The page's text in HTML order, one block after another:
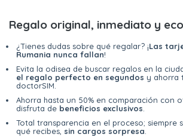
Regalo original, inmediato y
¿Tienes dudas sobre qué regalar? ¡Las
Rumania nunca fallan!
Evita la odisea de buscar regalos en la
el regalo perfecto en segundos y ahorra
doctorSIM.
Ahorra hasta un 50% en comparación con
disfruta de beneficios exclusivos
Total transparencia en el proceso; siempre
qué recibes, sin cargos sorpresa